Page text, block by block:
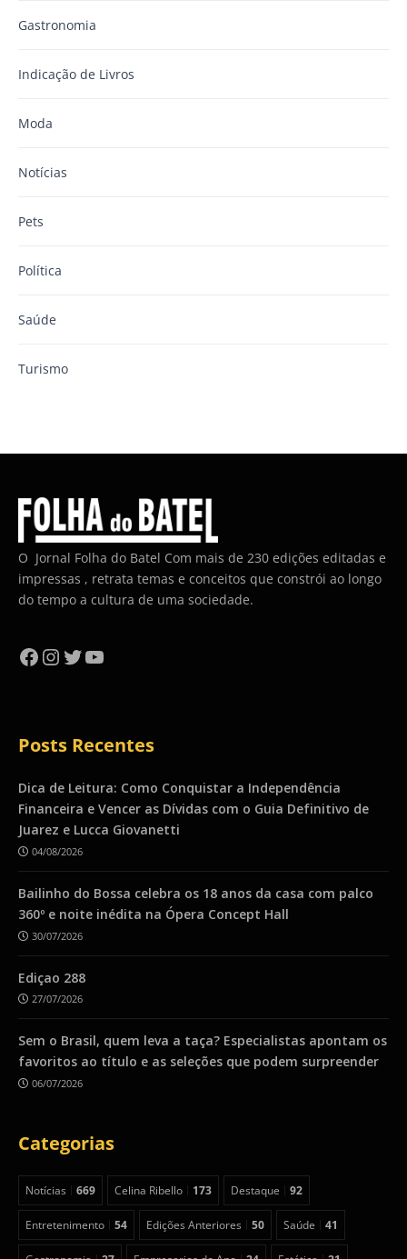
Gastronomia
Indicação de Livros
Moda
Notícias
Pets
Política
Saúde
Turismo
O Jornal Folha do Batel Com mais de 230 edições editadas e
impressas , retrata temas e conceitos que constrói ao longo
do tempo a cultura de uma sociedade.
Facebook
Instagram
Twitter
YouTube
Posts Recentes
Dica de Leitura: Como Conquistar a Independência
Financeira e Vencer as Dívidas com o Guia Definitivo de
Juarez e Lucca Giovanetti
04/08/2026
Bailinho do Bossa celebra os 18 anos da casa com palco
360º e noite inédita na Ópera Concept Hall
30/07/2026
Ediçao 288
27/07/2026
Sem o Brasil, quem leva a taça? Especialistas apontam os
favoritos ao título e as seleções que podem surpreender
06/07/2026
Categorias
Notícias 669 Celina Ribello 173 Destaque 92
Entretenimento 54 Edições Anteriores 50 Saúde 41